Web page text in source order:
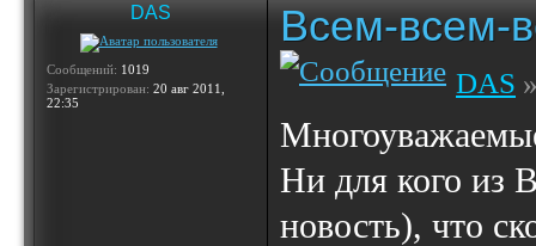
DAS
Сообщений: 1019
Зарегистрирован: 20 авг 2011,
22:35
Всем-всем-
DAS
Ни для кого из
новость), что